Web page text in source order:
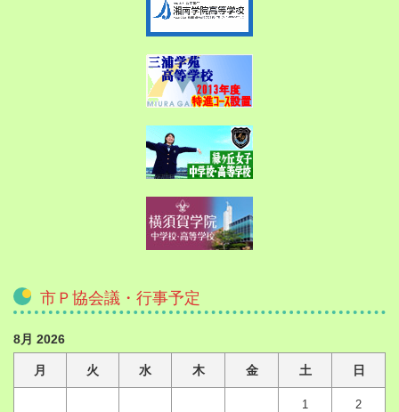
市Ｐ協会議・行事予定
8月 2026
月 火 水 木 金 土 日
1 2